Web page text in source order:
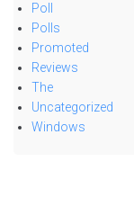
Poll
Polls
Promoted
Reviews
The
Uncategorized
Windows